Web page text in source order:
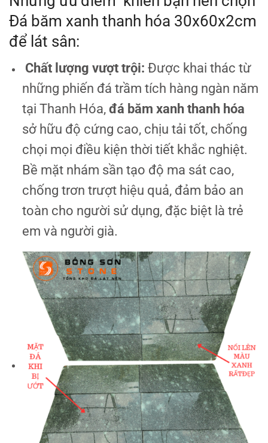
Đá băm xanh thanh hóa 30x60x2cm
để lát sân:
Chất lượng vượt trội: Được khai thác từ
những phiến đá trầm tích hàng ngàn năm
tại Thanh Hóa, đá băm xanh thanh hóa
sở hữu độ cứng cao, chịu tải tốt, chống
chọi mọi điều kiện thời tiết khắc nghiệt.
Bề mặt nhám sần tạo độ ma sát cao,
chống trơn trượt hiệu quả, đảm bảo an
toàn cho người sử dụng, đặc biệt là trẻ
em và người già.